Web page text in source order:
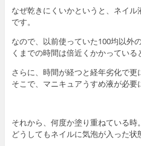
なぜ乾きにくいかというと、ネイ
です。
なので、以前使っていた100均以外
くまでの時間は倍近くかかっている
さらに、時間が経つと経年劣化で更
そこで、マニキュアうすめ液が必要
それから、何度か塗り重ねている時。
どうしてもネイルに気泡が入った状